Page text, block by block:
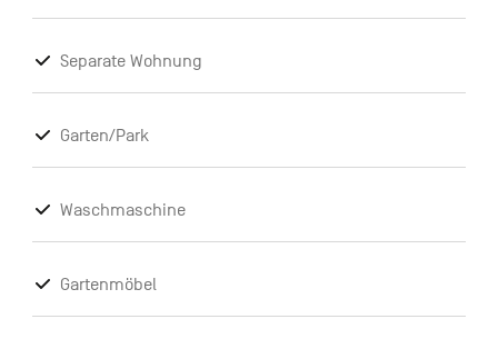
Separate Wohnung
Garten/Park
Waschmaschine
Gartenmöbel